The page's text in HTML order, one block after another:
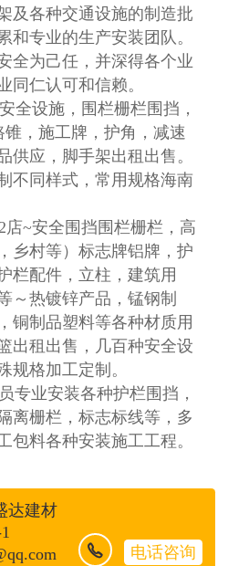
及各种交通设施的制造批
和专业的生产安装团队。
全为己任，并深得各个业
同仁认可和信赖。
设施，围栏栅栏围挡，
，施工牌，护角，减速
供应，脚手架出租出售。
不同样式，常用规格海南
~安全围挡围栏栅栏，高
乡村等）标志牌铝牌，护
栏配件，立柱，建筑用
～热镀锌产品，锰钢制
铜制品塑料等各种材质用
出租出售，几百种安全设
规格加工定制。
业安装各种护栏围挡，
离栅栏，标志标线等，多
包料各种安装施工工程。
达建材
 电话咨询